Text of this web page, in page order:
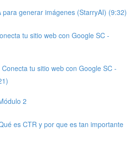
para generar imágenes (StarryAI) (9:32)
tu sitio web con Google SC -
tu sitio web con Google SC -
2
es CTR y por que es tan importante